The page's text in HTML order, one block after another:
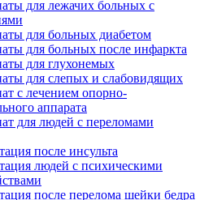
для лежачих больных с
для больных диабетом
для больных после инфаркта
для глухонемых
для слепых и слабовидящих
с лечением опорно-
аппарата
для людей с переломами
после инсульта
людей с психическими
после перелома шейки бедра